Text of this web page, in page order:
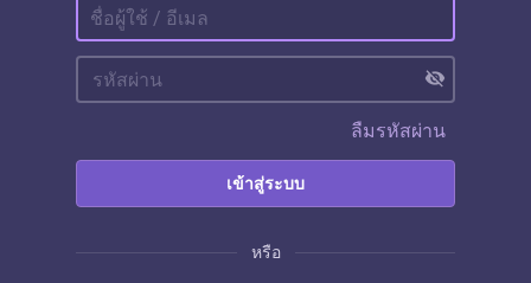
visibility_off
ลืมรหัสผ่าน
เข้าสู่ระบบ
หรือ